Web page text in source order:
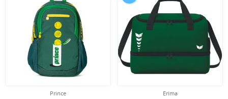
Prince
Erima